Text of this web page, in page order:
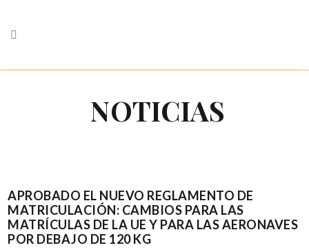
NOTICIAS
APROBADO EL NUEVO REGLAMENTO DE
MATRICULACIÓN: CAMBIOS PARA LAS
MATRÍCULAS DE LA UE Y PARA LAS AERONAVES
POR DEBAJO DE 120 KG